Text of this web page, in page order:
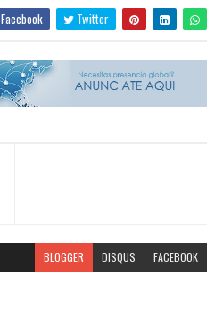
Facebook Twitter
BLOGGER DISQUS FACEBOOK